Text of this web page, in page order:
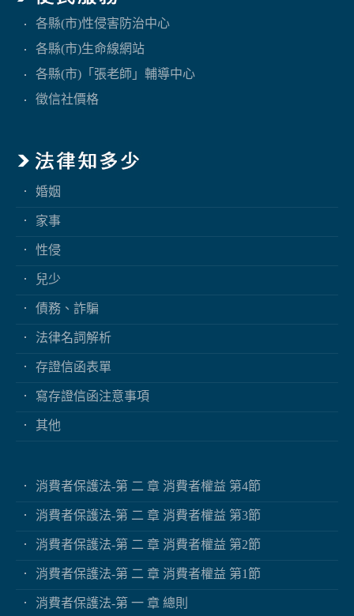
各縣(市)性侵害防治中心
各縣(市)生命線網站
各縣(市)「張老師」輔導中心
徵信社價格
婚姻
家事
性侵
兒少
債務、詐騙
法律名詞解析
存證信函表單
寫存證信函注意事項
其他
消費者保護法-第 二 章 消費者權益 第4節
消費者保護法-第 二 章 消費者權益 第3節
消費者保護法-第 二 章 消費者權益 第2節
消費者保護法-第 二 章 消費者權益 第1節
消費者保護法-第 一 章 總則